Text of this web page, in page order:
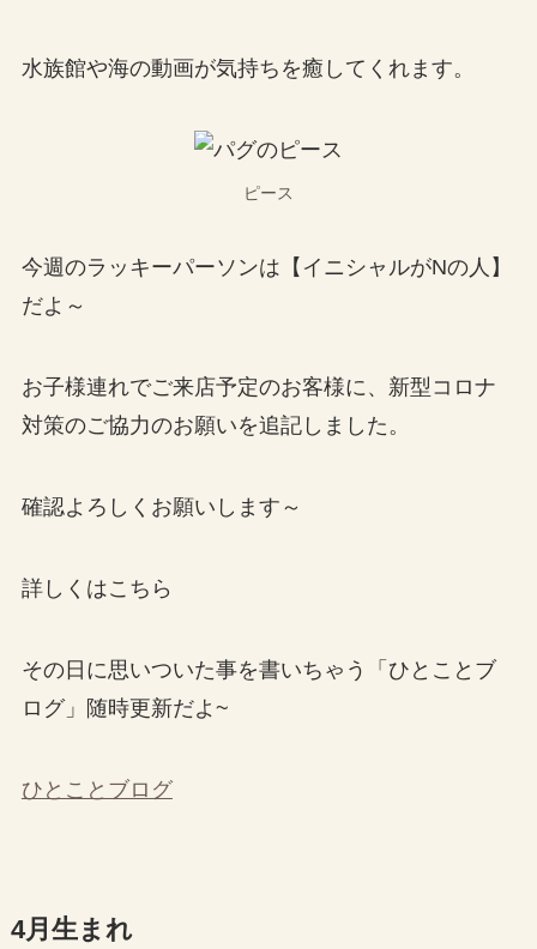
水族館や海の動画が気持ちを癒してくれます。
ピース
今週のラッキーパーソンは【イニシャルがNの人】
だよ～
お子様連れでご来店予定のお客様に、新型コロナ
対策のご協力のお願いを追記しました。
確認よろしくお願いします～
詳しくはこちら
その日に思いついた事を書いちゃう「ひとことブ
ログ」随時更新だよ~
ひとことブログ
4月生まれ